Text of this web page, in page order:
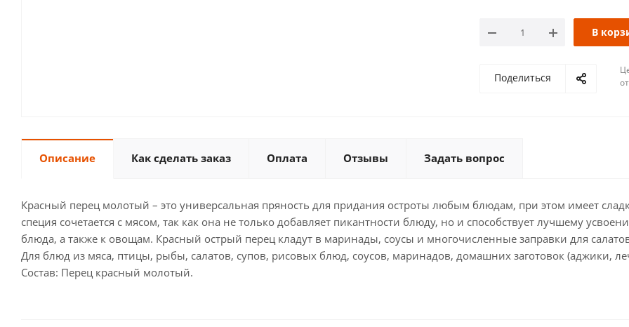
В
Поделиться
Описание Как сделать заказ Оплата Отзывы Задать вопрос
Красный перец молотый – это универсальная пряность для придания остроты любым блюдам, при этом имеет
специя сочетается с мясом, так как она не только добавляет пикантности блюду, но и способствует лучшему
блюда, а также к овощам. Красный острый перец кладут в маринады, соусы и многочисленные заправки для
Для блюд из мяса, птицы, рыбы, салатов, супов, рисовых блюд, соусов, маринадов, домашних заготовок (аджики,
Состав: Перец красный молотый.